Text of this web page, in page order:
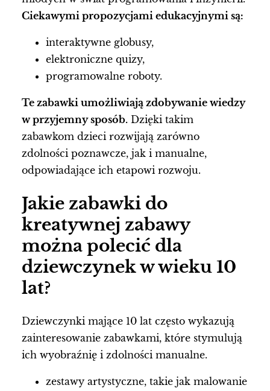
Ciekawymi propozycjami edukacyjnymi są:
interaktywne globusy,
elektroniczne quizy,
programowalne roboty.
Te zabawki umożliwiają zdobywanie wiedzy
w przyjemny sposób. Dzięki takim
zabawkom dzieci rozwijają zarówno
zdolności poznawcze, jak i manualne,
odpowiadające ich etapowi rozwoju.
Jakie zabawki do
kreatywnej zabawy
można polecić dla
dziewczynek w wieku 10
lat?
Dziewczynki mające 10 lat często wykazują
zainteresowanie zabawkami, które stymulują
ich wyobraźnię i zdolności manualne.
zestawy artystyczne, takie jak malowanie